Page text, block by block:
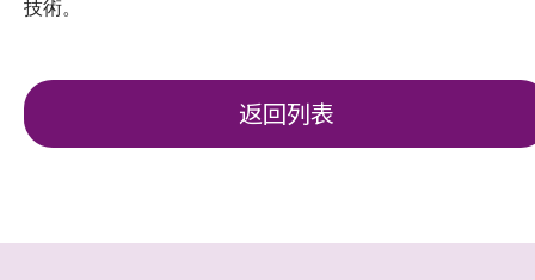
技術。
返回列表